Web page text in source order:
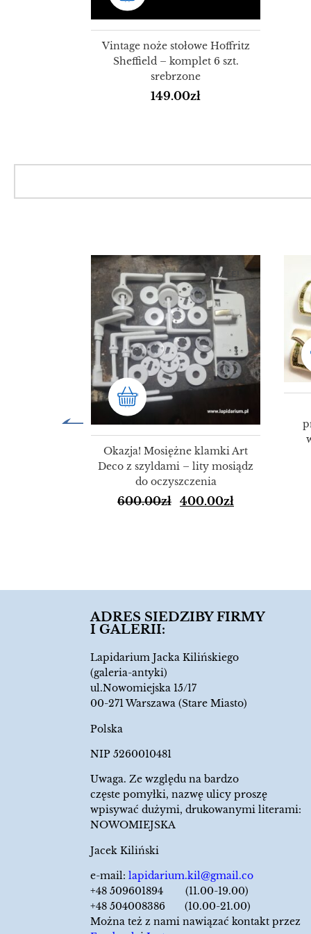
Vintage noże stołowe Hoffritz
Sheffield – komplet 6 szt.
srebrzone
149.00zł
SALE!
Okazja! Mosiężne klamki Art
Deco z szyldami – lity mosiądz
do oczyszczenia
600.00zł 400.00zł
ADRES SIEDZIBY FIRMY
I GALERII:
Lapidarium Jacka Kilińskiego
(galeria-antyki)
ul.Nowomiejska 15/17
00-271 Warszawa (Stare Miasto)
Polska
NIP 5260010481
Uwaga. Ze względu na bardzo
częste pomyłki, nazwę ulicy proszę
wpisywać dużymi, drukowanymi literami:
NOWOMIEJSKA
Jacek Kiliński
e-mail: lapidarium.kil@gmail.co
+48 509601894 (11.00-19.00)
+48 504008386 (10.00-21.00)
Można też z nami nawiązać kontakt przez